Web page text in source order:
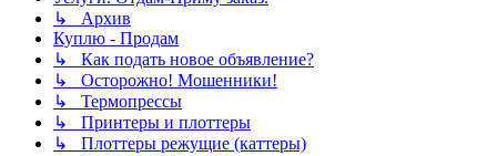
↳ Архив
Куплю - Продам
↳ Как подать новое объявление?
↳ Осторожно! Мошенники!
↳ Термопрессы
↳ Принтеры и плоттеры
↳ Плоттеры режущие (каттеры)